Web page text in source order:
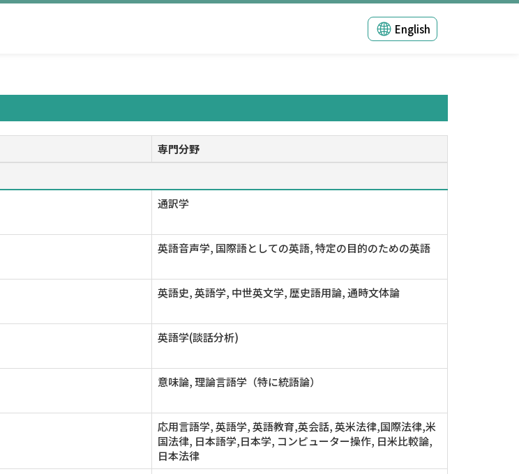
English
専門分野
通訳学
英語音声学, 国際語としての英語, 特定の目的のための英語
英語史, 英語学, 中世英文学, 歴史語用論, 通時文体論
英語学(談話分析)
意味論, 理論言語学（特に統語論）
応用言語学, 英語学, 英語教育,英会話, 英米法律,国際法律,米
国法律, 日本語学,日本学, コンピューター操作, 日米比較論,
日本法律